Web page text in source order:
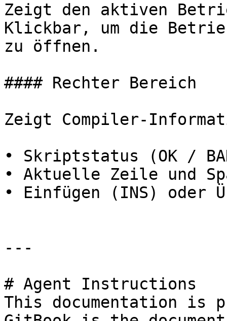
Zeigt den aktiven
Klickbar, um die
zu öffnen.
#### Rechter Bereich
Zeigt Compiler-
• Skriptstatus (OK /
• Aktuelle Zeile und
• Einfügen (INS) oder
---
# Agent Instructions
This documentation is